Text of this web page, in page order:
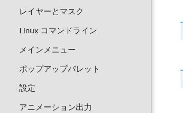
レイヤーとマスク
Linux コマンドライン
メインメニュー
ポップアップパレット
設定
アニメーション出力